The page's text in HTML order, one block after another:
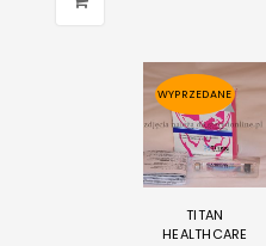
WYPRZEDANE
TITAN
HEALTHCARE